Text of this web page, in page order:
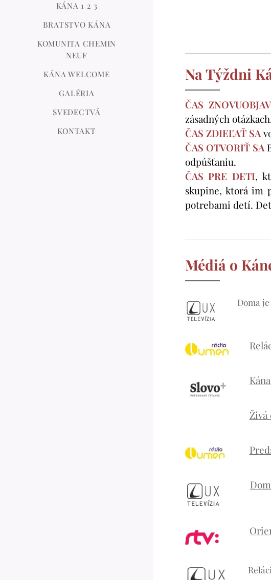
KÁNA 1 2 3
BRATSTVO KÁNA
KOMUNITA CHEMIN
NEUF
KÁNA WELCOME
GALÉRIA
SVEDECTVÁ
KONTAKT
Na Týždni
ČAS
zásadných
ČAS ZDIEĽAŤ SA
ČAS OTVORIŤ SA
odpúšťaniu.
ČAS PRE DETI,
skupine, ktorá im
potrebami detí.
Médiá o
Doma je
Živá